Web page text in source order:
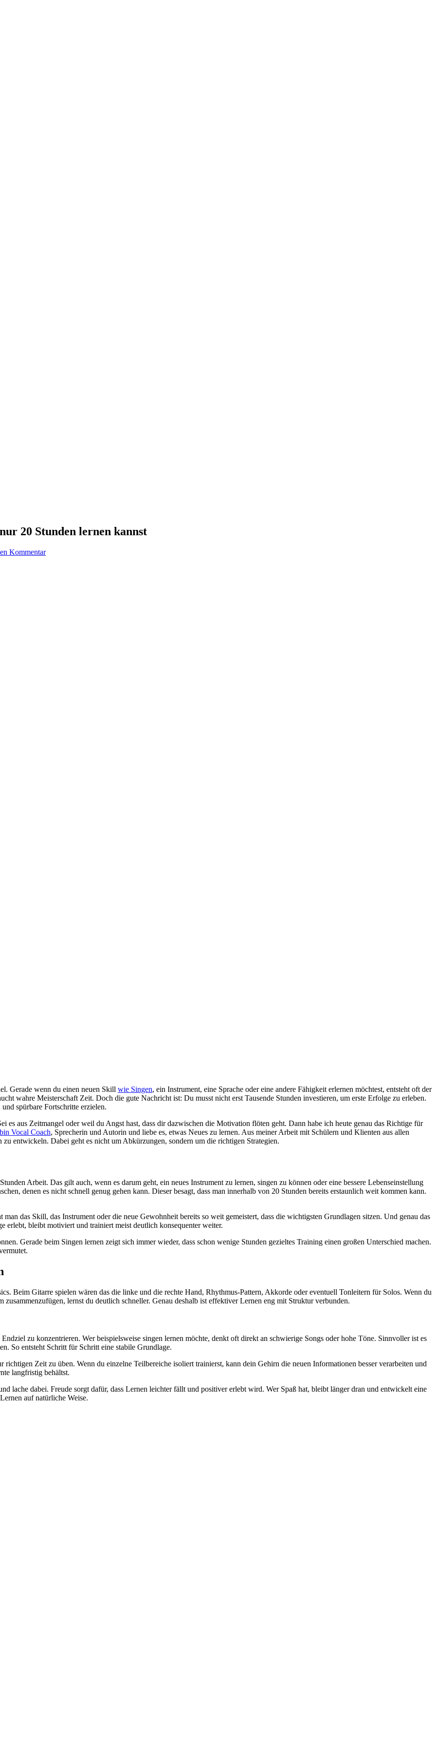
20 Stunden lernen kannst
Kommentar
Gerade wenn du einen neuen Skill wie Singen, ein Instrument, eine Sprache oder eine andere Fähigkeit erlernen möchtest, entsteht oft der
wahre Meisterschaft Zeit. Doch die gute Nachricht ist: Du musst nicht erst Tausende Stunden investieren, um erste Erfolge zu erleben.
spürbare Fortschritte erzielen.
es aus Zeitmangel oder weil du Angst hast, dass dir dazwischen die Motivation flöten geht. Dann habe ich heute genau das Richtige für
Vocal Coach, Sprecherin und Autorin und liebe es, etwas Neues zu lernen. Aus meiner Arbeit mit Schülern und Klienten aus allen
entwickeln. Dabei geht es nicht um Abkürzungen, sondern um die richtigen Strategien.
Arbeit. Das gilt auch, wenn es darum geht, ein neues Instrument zu lernen, singen zu können oder eine bessere Lebenseinstellung
denen es nicht schnell genug gehen kann. Dieser besagt, dass man innerhalb von 20 Stunden bereits erstaunlich weit kommen kann.
das Skill, das Instrument oder die neue Gewohnheit bereits so weit gemeistert, dass die wichtigsten Grundlagen sitzen. Und genau das
erlebt, bleibt motiviert und trainiert meist deutlich konsequenter weiter.
Gerade beim Singen lernen zeigt sich immer wieder, dass schon wenige Stunden gezieltes Training einen großen Unterschied machen.
Beim Gitarre spielen wären das die linke und die rechte Hand, Rhythmus-Pattern, Akkorde oder eventuell Tonleitern für Solos. Wenn du
lernst du deutlich schneller. Genau deshalb ist effektiver Lernen eng mit Struktur verbunden.
zu konzentrieren. Wer beispielsweise singen lernen möchte, denkt oft direkt an schwierige Songs oder hohe Töne. Sinnvoller ist es
So entsteht Schritt für Schritt eine stabile Grundlage.
Zeit zu üben. Wenn du einzelne Teilbereiche isoliert trainierst, kann dein Gehirn die neuen Informationen besser verarbeiten und
langfristig behältst.
lache dabei. Freude sorgt dafür, dass Lernen leichter fällt und positiver erlebt wird. Wer Spaß hat, bleibt länger dran und entwickelt eine
auf natürliche Weise.